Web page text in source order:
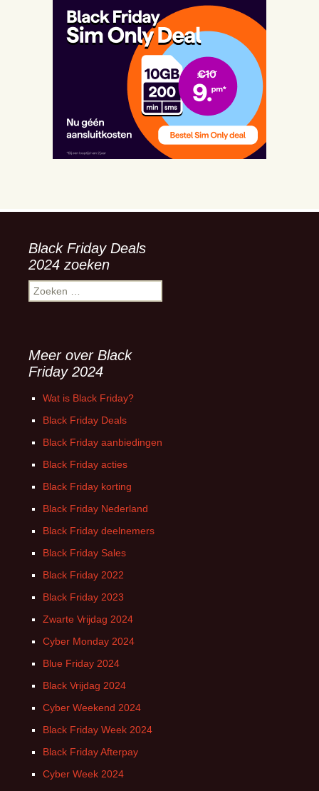
Black Friday Deals
2024 zoeken
Zoeken
naar:
Meer over Black
Friday 2024
Wat is Black Friday?
Black Friday Deals
Black Friday aanbiedingen
Black Friday acties
Black Friday korting
Black Friday Nederland
Black Friday deelnemers
Black Friday Sales
Black Friday 2022
Black Friday 2023
Zwarte Vrijdag 2024
Cyber Monday 2024
Blue Friday 2024
Black Vrijdag 2024
Cyber Weekend 2024
Black Friday Week 2024
Black Friday Afterpay
Cyber Week 2024